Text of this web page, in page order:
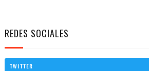
REDES SOCIALES
TWITTER